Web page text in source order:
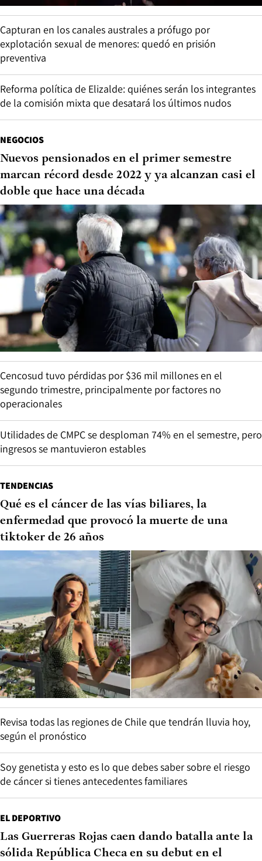
Capturan en los canales australes a prófugo por
explotación sexual de menores: quedó en prisión
preventiva
Reforma política de Elizalde: quiénes serán los integrantes
de la comisión mixta que desatará los últimos nudos
NEGOCIOS
Nuevos pensionados en el primer semestre
marcan récord desde 2022 y ya alcanzan casi el
doble que hace una década
Cencosud tuvo pérdidas por $36 mil millones en el
segundo trimestre, principalmente por factores no
operacionales
Utilidades de CMPC se desploman 74% en el semestre, pero
ingresos se mantuvieron estables
TENDENCIAS
Qué es el cáncer de las vías biliares, la
enfermedad que provocó la muerte de una
tiktoker de 26 años
Revisa todas las regiones de Chile que tendrán lluvia hoy,
según el pronóstico
Soy genetista y esto es lo que debes saber sobre el riesgo
de cáncer si tienes antecedentes familiares
EL DEPORTIVO
Las Guerreras Rojas caen dando batalla ante la
sólida República Checa en su debut en el